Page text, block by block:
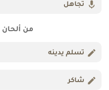
تجاهل
من ألحان
تسلم يدينه
شاكر